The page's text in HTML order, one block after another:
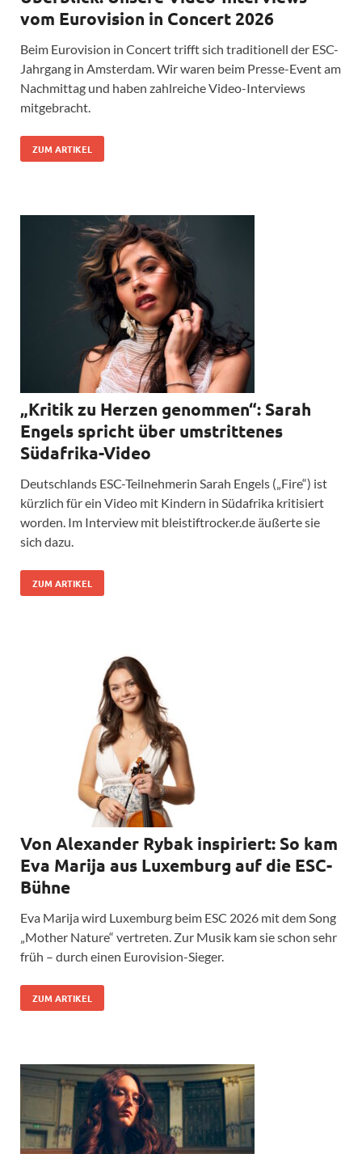
vom Eurovision in Concert 2026
Beim Eurovision in Concert trifft sich traditionell der ESC-
Jahrgang in Amsterdam. Wir waren beim Presse-Event am
Nachmittag und haben zahlreiche Video-Interviews
mitgebracht.
ZUM ARTIKEL
„Kritik zu Herzen genommen“: Sarah
Engels spricht über umstrittenes
Südafrika-Video
Deutschlands ESC-Teilnehmerin Sarah Engels („Fire“) ist
kürzlich für ein Video mit Kindern in Südafrika kritisiert
worden. Im Interview mit bleistiftrocker.de äußerte sie
sich dazu.
ZUM ARTIKEL
Von Alexander Rybak inspiriert: So kam
Eva Marija aus Luxemburg auf die ESC-
Bühne
Eva Marija wird Luxemburg beim ESC 2026 mit dem Song
„Mother Nature“ vertreten. Zur Musik kam sie schon sehr
früh – durch einen Eurovision-Sieger.
ZUM ARTIKEL